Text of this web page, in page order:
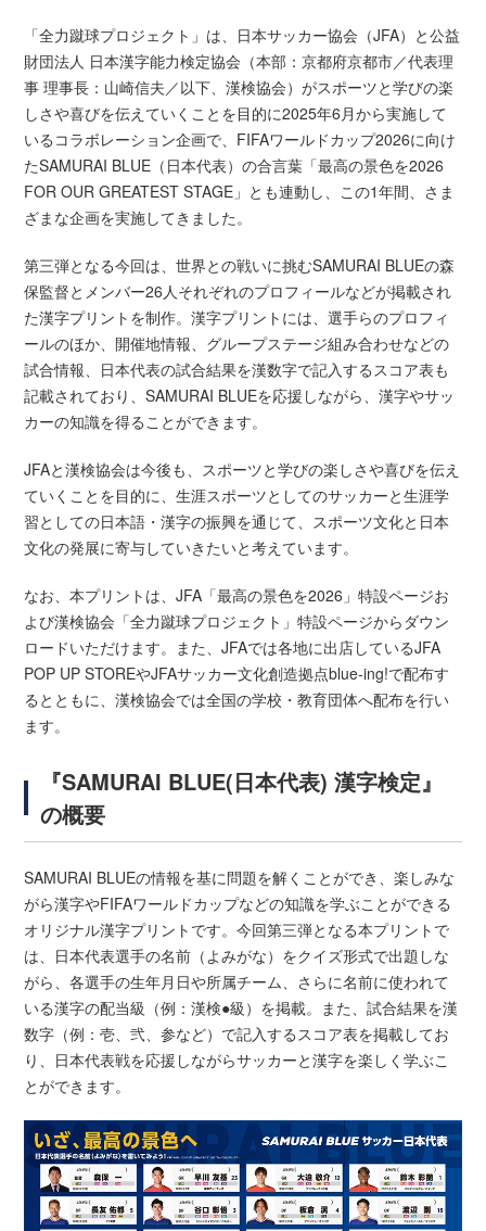
「全力蹴球プロジェクト」は、日本サッカー協会（JFA）と公益
財団法人 日本漢字能力検定協会（本部：京都府京都市／代表理
事 理事長：山崎信夫／以下、漢検協会）がスポーツと学びの楽
しさや喜びを伝えていくことを目的に2025年6月から実施して
いるコラボレーション企画で、FIFAワールドカップ2026に向け
たSAMURAI BLUE（日本代表）の合言葉「最高の景色を2026
FOR OUR GREATEST STAGE」とも連動し、この1年間、さま
ざまな企画を実施してきました。
第三弾となる今回は、世界との戦いに挑むSAMURAI BLUEの森
保監督とメンバー26人それぞれのプロフィールなどが掲載され
た漢字プリントを制作。漢字プリントには、選手らのプロフィ
ールのほか、開催地情報、グループステージ組み合わせなどの
試合情報、日本代表の試合結果を漢数字で記入するスコア表も
記載されており、SAMURAI BLUEを応援しながら、漢字やサッ
カーの知識を得ることができます。
JFAと漢検協会は今後も、スポーツと学びの楽しさや喜びを伝え
ていくことを目的に、生涯スポーツとしてのサッカーと生涯学
習としての日本語・漢字の振興を通じて、スポーツ文化と日本
文化の発展に寄与していきたいと考えています。
なお、本プリントは、JFA「最高の景色を2026」特設ページお
よび漢検協会「全力蹴球プロジェクト」特設ページからダウン
ロードいただけます。また、JFAでは各地に出店しているJFA
POP UP STOREやJFAサッカー文化創造拠点blue-ing!で配布す
るとともに、漢検協会では全国の学校・教育団体へ配布を行い
ます。
『SAMURAI BLUE(日本代表) 漢字検定』
の概要
SAMURAI BLUEの情報を基に問題を解くことができ、楽しみな
がら漢字やFIFAワールドカップなどの知識を学ぶことができる
オリジナル漢字プリントです。今回第三弾となる本プリントで
は、日本代表選手の名前（よみがな）をクイズ形式で出題しな
がら、各選手の生年月日や所属チーム、さらに名前に使われて
いる漢字の配当級（例：漢検●級）を掲載。また、試合結果を漢
数字（例：壱、弐、参など）で記入するスコア表を掲載してお
り、日本代表戦を応援しながらサッカーと漢字を楽しく学ぶこ
とができます。